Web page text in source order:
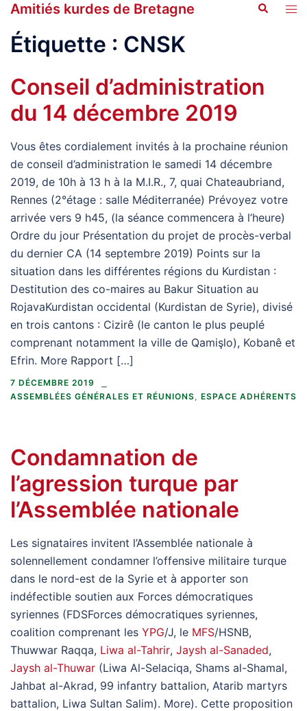
Aller
contenu
Amitiés kurdes de Bretagne
Étiquette : CNSK
Conseil d’administration
du 14 décembre 2019
Vous êtes cordialement invités à la prochaine réunion
de conseil d’administration le samedi 14 décembre
2019, de 10h à 13 h à la M.I.R., 7, quai Chateaubriand,
Rennes (2°étage : salle Méditerranée) Prévoyez votre
arrivée vers 9 h45, (la séance commencera à l’heure)
Ordre du jour Présentation du projet de procès-verbal
du dernier CA (14 septembre 2019) Points sur la
situation dans les différentes régions du Kurdistan :
Destitution des co-maires au Bakur Situation au
RojavaKurdistan occidental (Kurdistan de Syrie), divisé
en trois cantons : Cizirê (le canton le plus peuplé
comprenant notamment la ville de Qamişlo), Kobanê et
Efrin. More Rapport […]
7 DÉCEMBRE 2019
ASSEMBLÉES GÉNÉRALES ET RÉUNIONS, ESPACE ADHÉRENTS
Condamnation de
l’agression turque par
l’Assemblée nationale
Les signataires invitent l’Assemblée nationale à
solennellement condamner l’offensive militaire turque
dans le nord-est de la Syrie et à apporter son
indéfectible soutien aux Forces démocratiques
syriennes (FDSForces démocratiques syriennes,
coalition comprenant les YPG/J, le MFS/HSNB,
Thuwwar Raqqa, Liwa al-Tahrir, Jaysh al-Sanaded,
Jaysh al-Thuwar (Liwa Al-Selaciqa, Shams al-Shamal,
Jahbat al-Akrad, 99 infantry battalion, Atarib martyrs
battalion, Liwa Sultan Salim). More). Cette proposition